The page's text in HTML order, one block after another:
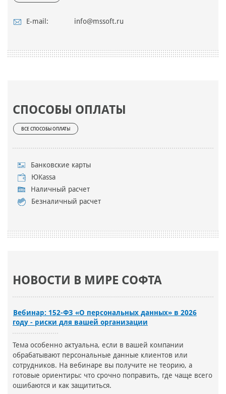
E-mail: info@mssoft.ru
СПОСОБЫ ОПЛАТЫ
ВСЕ СПОСОБЫ ОПЛАТЫ
Банковские карты
ЮKassa
Наличный расчет
Безналичный расчет
НОВОСТИ В МИРЕ СОФТА
Вебинар: 152-ФЗ «О персональных данных» в 2026
году - риски для вашей организации
Тема особенно актуальна, если в вашей компании
обрабатывают персональные данные клиентов или
сотрудников. На вебинаре вы получите не теорию, а
готовые ориентиры: что срочно поправить, где чаще всего
ошибаются и как защититься.